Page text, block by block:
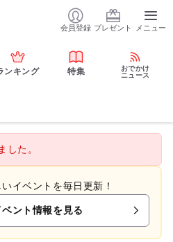
会員登録 プレゼント メニュー
ンキング 特集
おでかけ
ニュース
した。
イベントを毎日更新！
ント情報を見る